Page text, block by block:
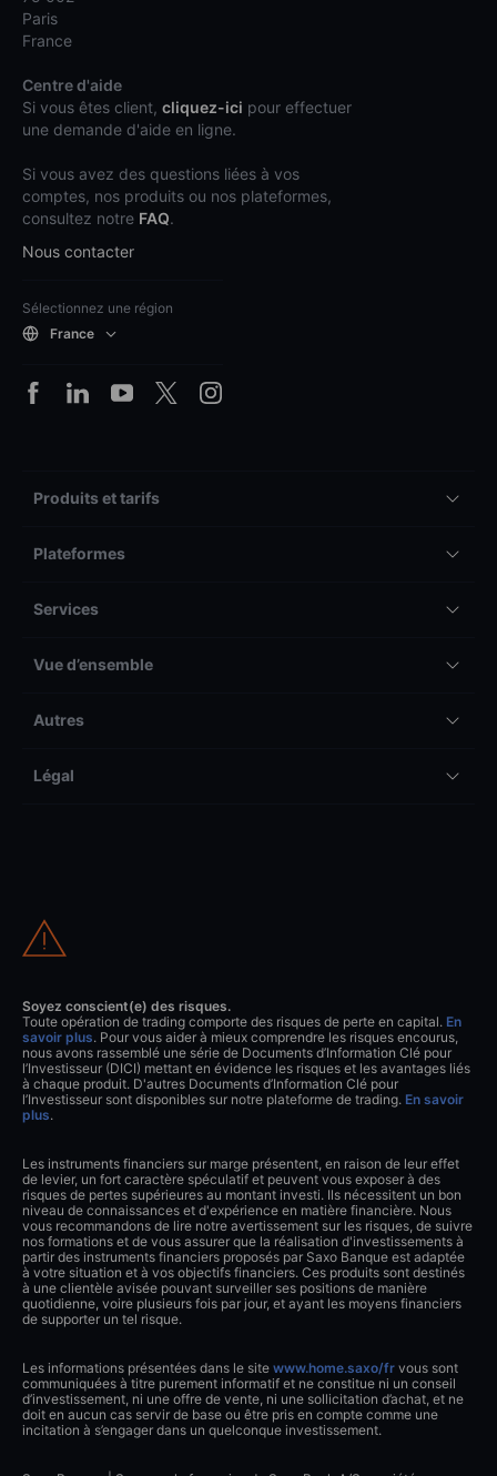
Paris
France
Centre d'aide
Si vous êtes client, cliquez-ici pour effectuer
une demande d'aide en ligne.
Si vous avez des questions liées à vos
comptes, nos produits ou nos plateformes,
consultez notre FAQ.
Nous contacter
Sélectionnez une région
France
Produits et tarifs
Plateformes
Services
Vue d’ensemble
Autres
Légal
Soyez conscient(e) des risques.
Toute opération de trading comporte des risques de perte en capital. En
savoir plus. Pour vous aider à mieux comprendre les risques encourus,
nous avons rassemblé une série de Documents d’Information Clé pour
l’Investisseur (DICI) mettant en évidence les risques et les avantages liés
à chaque produit. D'autres Documents d’Information Clé pour
l’Investisseur sont disponibles sur notre plateforme de trading. En savoir
plus.
Les instruments financiers sur marge présentent, en raison de leur effet
de levier, un fort caractère spéculatif et peuvent vous exposer à des
risques de pertes supérieures au montant investi. Ils nécessitent un bon
niveau de connaissances et d'expérience en matière financière. Nous
vous recommandons de lire notre avertissement sur les risques, de suivre
nos formations et de vous assurer que la réalisation d'investissements à
partir des instruments financiers proposés par Saxo Banque est adaptée
à votre situation et à vos objectifs financiers. Ces produits sont destinés
à une clientèle avisée pouvant surveiller ses positions de manière
quotidienne, voire plusieurs fois par jour, et ayant les moyens financiers
de supporter un tel risque.
Les informations présentées dans le site www.home.saxo/fr vous sont
communiquées à titre purement informatif et ne constitue ni un conseil
d’investissement, ni une offre de vente, ni une sollicitation d’achat, et ne
doit en aucun cas servir de base ou être pris en compte comme une
incitation à s’engager dans un quelconque investissement.